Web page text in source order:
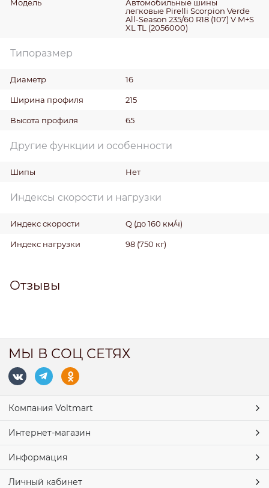
Модель
Автомобильные шины
легковые Pirelli Scorpion Verde
All-Season 235/60 R18 (107) V M+S
XL TL (2056000)
Типоразмер
Диаметр 16
Ширина профиля 215
Высота профиля 65
Другие функции и особенности
Шипы Нет
Индексы скорости и нагрузки
Индекс скорости Q (до 160 км/ч)
Индекс нагрузки 98 (750 кг)
Отзывы
МЫ В СОЦ СЕТЯХ
Компания Voltmart
Интернет-магазин
Информация
Личный кабинет